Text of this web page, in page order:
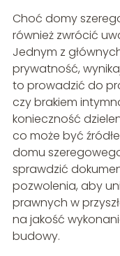
Choć domy
również zwrócić
Jednym z
prywatność,
to prowadzić do
czy brakiem
konieczność
co może być
domu
sprawdzić
pozwolenia, aby
prawnych w
na jakość
budowy.